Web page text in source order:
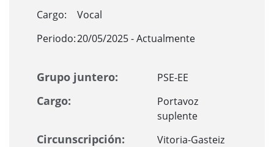
Cargo:
Vocal
Periodo:20/05/2025 - Actualmente
Grupo juntero: PSE-EE
Cargo:
Portavoz
suplente
Circunscripción: Vitoria-Gasteiz